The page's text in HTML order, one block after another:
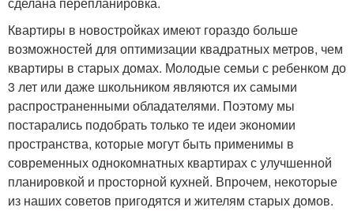
Квартиры в новостройках имеют гораздо больше
возможностей для оптимизации квадратных метров, чем
квартиры в старых домах. Молодые семьи с ребенком до
3 лет или даже школьником являются их самыми
распространенными обладателями. Поэтому мы
постарались подобрать только те идеи экономии
пространства, которые могут быть применимы в
современных однокомнатных квартирах с улучшенной
планировкой и просторной кухней. Впрочем, некоторые
из наших советов пригодятся и жителям старых домов.